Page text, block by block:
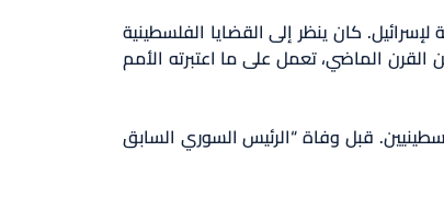
كانت مخصصة لإسرائيل. كان ينظر إلى القضايا الفلسطينية
الماضي، تعمل على ما اعتبرته الأمم
قبل وفاة “الرئيس السوري السابق